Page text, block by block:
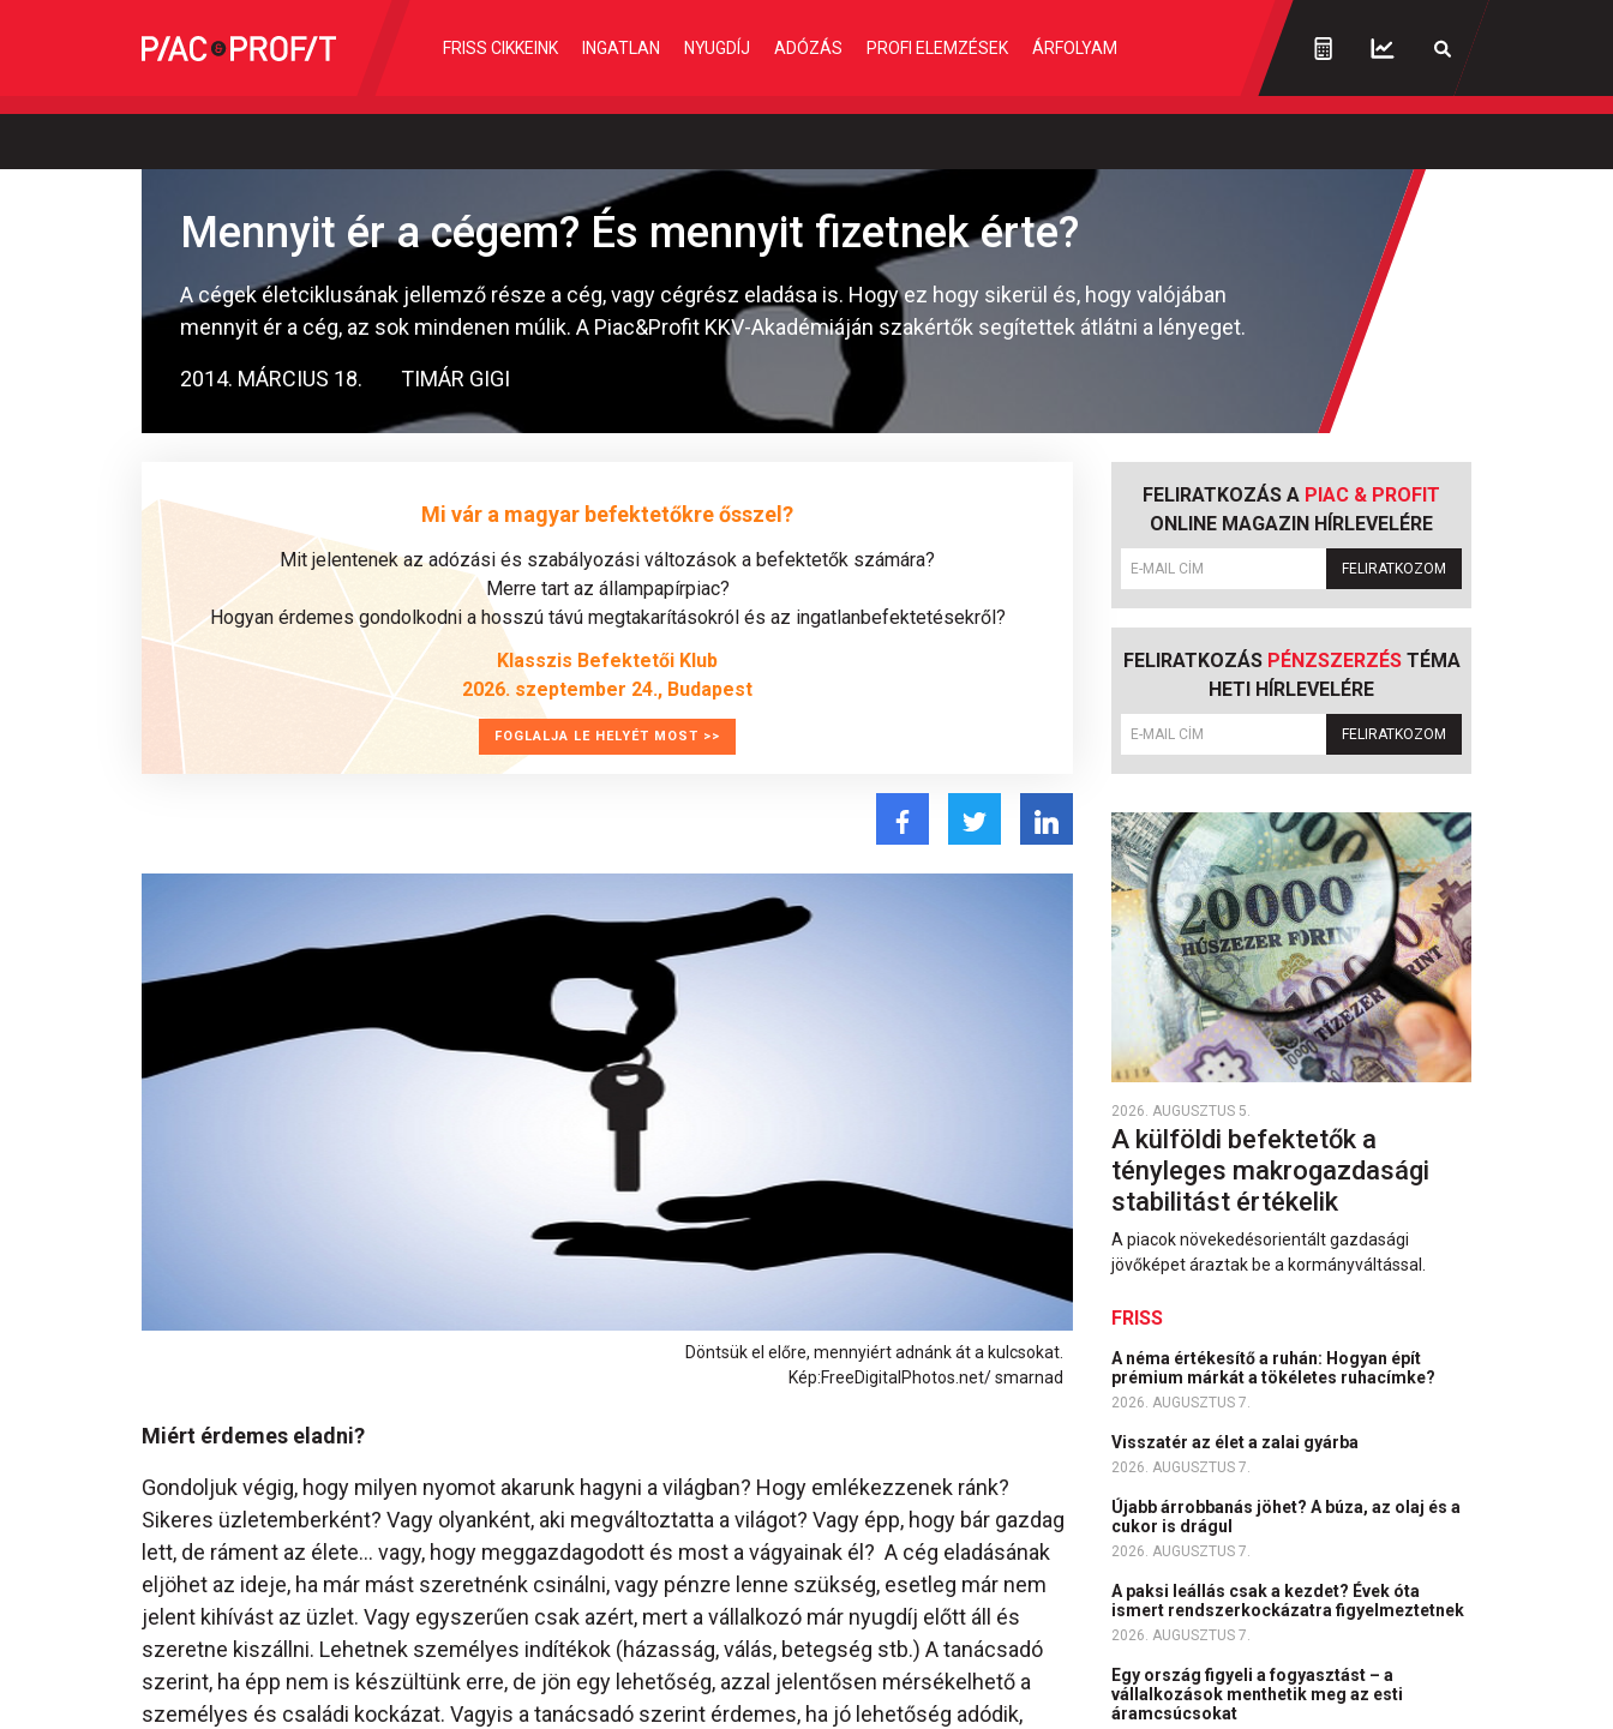
FRISS CIKKEINK INGATLAN NYUGDÍJ ADÓZÁS PROFI ELEMZÉSEK ÁRFOLYAM
Mennyit ér a cégem? És mennyit fizetnek érte?
A cégek életciklusának jellemző része a cég, vagy cégrész eladása is. Hogy ez hogy sikerül és, hogy valójában
mennyit ér a cég, az sok mindenen múlik. A Piac&Profit KKV-Akadémiáján szakértők segítettek átlátni a lényeget.
2014. MÁRCIUS 18. TIMÁR GIGI
Mi vár a magyar befektetőkre ősszel?
Mit jelentenek az adózási és szabályozási változások a befektetők számára?
Merre tart az állampapírpiac?
Hogyan érdemes gondolkodni a hosszú távú megtakarításokról és az ingatlanbefektetésekről?
Klasszis Befektetői Klub
2026. szeptember 24., Budapest
FOGLALJA LE HELYÉT MOST >>
Döntsük el előre, mennyiért adnánk át a kulcsokat.
Kép:FreeDigitalPhotos.net/ smarnad
Miért érdemes eladni?
Gondoljuk végig, hogy milyen nyomot akarunk hagyni a világban? Hogy emlékezzenek ránk?
Sikeres üzletemberként? Vagy olyanként, aki megváltoztatta a világot? Vagy épp, hogy bár gazdag
lett, de ráment az élete… vagy, hogy meggazdagodott és most a vágyainak él? A cég eladásának
eljöhet az ideje, ha már mást szeretnénk csinálni, vagy pénzre lenne szükség, esetleg már nem
jelent kihívást az üzlet. Vagy egyszerűen csak azért, mert a vállalkozó már nyugdíj előtt áll és
szeretne kiszállni. Lehetnek személyes indítékok (házasság, válás, betegség stb.) A tanácsadó
szerint, ha épp nem is készültünk erre, de jön egy lehetőség, azzal jelentősen mérsékelhető a
személyes és családi kockázat. Vagyis a tanácsadó szerint érdemes, ha jó lehetőség adódik,
FELIRATKOZÁS A PIAC & PROFIT
ONLINE MAGAZIN HÍRLEVELÉRE
FELIRATKOZOM
FELIRATKOZÁS PÉNZSZERZÉSTÉMA
HETI HÍRLEVELÉRE
FELIRATKOZOM
2026. AUGUSZTUS 5.
A külföldi befektetők a
tényleges makrogazdasági
stabilitást értékelik
A piacok növekedésorientált gazdasági
jövőképet áraztak be a kormányváltással.
FRISS
A néma értékesítő a ruhán: Hogyan épít
prémium márkát a tökéletes ruhacímke?
2026. AUGUSZTUS 7.
Visszatér az élet a zalai gyárba
2026. AUGUSZTUS 7.
Újabb árrobbanás jöhet? A búza, az olaj és a
cukor is drágul
2026. AUGUSZTUS 7.
A paksi leállás csak a kezdet? Évek óta
ismert rendszerkockázatra figyelmeztetnek
2026. AUGUSZTUS 7.
Egy ország figyeli a fogyasztást – a
vállalkozások menthetik meg az esti
áramcsúcsokat